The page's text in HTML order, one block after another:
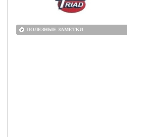
ПОЛЕЗНЫЕ ЗАМЕТКИ